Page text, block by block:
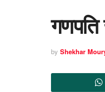
by Shekhar